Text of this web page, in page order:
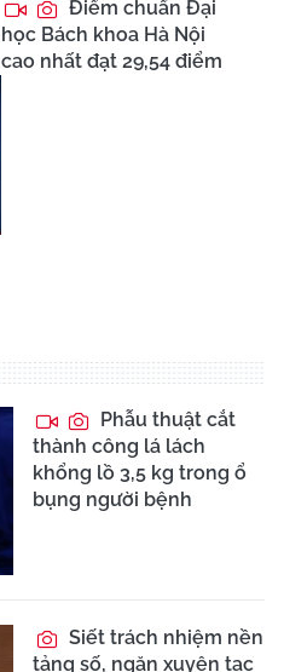
Điểm chuẩn Đại
học Bách khoa Hà Nội
cao nhất đạt 29,54 điểm
Phẫu thuật cắt
thành công lá lách
khổng lồ 3,5 kg trong ổ
bụng người bệnh
Siết trách nhiệm nền
tảng số, ngăn xuyên tạc